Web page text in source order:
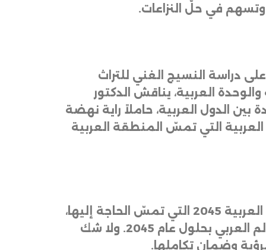
وتسهم في حلّ النزاعات.
على دراسة النسيج الغني للتراث
والوحدة العربية، يناقش
الدكتور
بين الدول العربية، حاملاً راية نهضة
العربية
التي تمسّ المنطقة العربية
العربية التي تمسّ الحاجة
إليها،
العربي بحلول عام ولا شك
وضمان تكاملها .